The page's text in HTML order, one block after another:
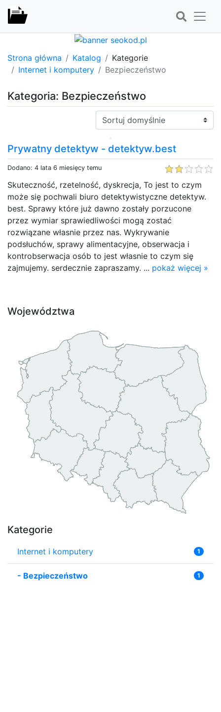
Strona główna Katalog
Kategorie
Internet i komputery
Bezpieczeństwo
Kategoria: Bezpieczeństwo
Sortuj:
Prywatny detektyw - detektyw.best
Dodano: 4 lata 6 miesięcy temu
Skuteczność, rzetelność, dyskrecja, To jest to czym
może się pochwali biuro detektywistyczne detektyw.
best. Sprawy które już dawno zostały porzucone
przez wymiar sprawiedliwości mogą zostać
rozwiązane własnie przez nas. Wykrywanie
podsłuchów, sprawy alimentacyjne, obserwacja i
kontrobserwacja osób to jest własnie to czym się
zajmujemy. serdecznie zapraszamy. ... pokaż więcej »
Województwa
Kategorie
Internet i komputery 1
- Bezpieczeństwo 1